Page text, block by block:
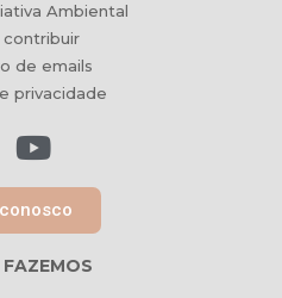
Ambiental
contribuir
de emails
privacidade